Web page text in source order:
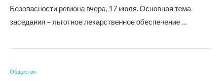
Безопасности региона вчера, 17 июля. Основная тема
заседания – льготное лекарственное обеспечение …
Общество